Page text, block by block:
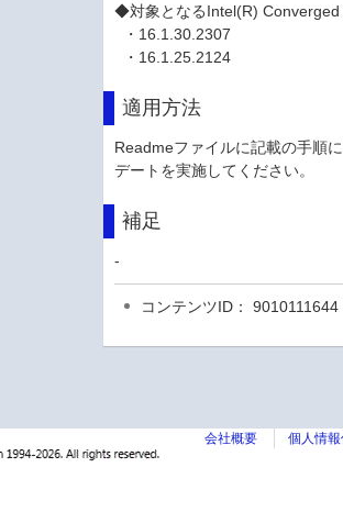
◆対象となるIntel(R)
・16.1.30.2307
・16.1.25.2124
適用方法
Readmeファイルに記載の手順
デートを実施してください。
補足
-
コンテンツID： 9010111644
会社概要 個人情